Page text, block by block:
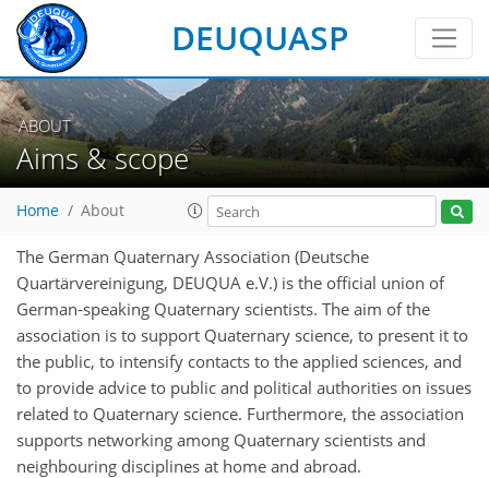
DEUQUASP
ABOUT
Aims & scope
Home About
The German Quaternary Association (Deutsche
Quartärvereinigung, DEUQUA e.V.) is the official union of
German-speaking Quaternary scientists. The aim of the
association is to support Quaternary science, to present it to
the public, to intensify contacts to the applied sciences, and
to provide advice to public and political authorities on issues
related to Quaternary science. Furthermore, the association
supports networking among Quaternary scientists and
neighbouring disciplines at home and abroad.